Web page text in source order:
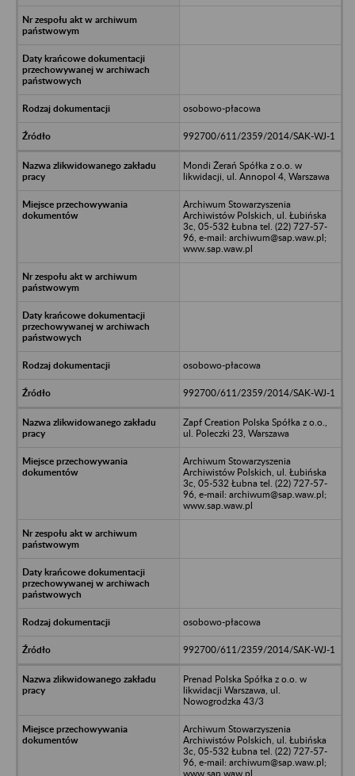
osobowo-płacowa
992700/611/2359/2014/SAK-WJ-1
Mondi Żerań Spółka z o.o. w
likwidacji, ul. Annopol 4, Warszawa
Archiwum Stowarzyszenia
Archiwistów Polskich, ul. Łubińska
3c, 05-532 Łubna tel. (22) 727-57-
96, e-mail: archiwum@sap.waw.pl;
www.sap.waw.pl
osobowo-płacowa
992700/611/2359/2014/SAK-WJ-1
Zapf Creation Polska Spółka z o.o.,
ul. Poleczki 23, Warszawa
Archiwum Stowarzyszenia
Archiwistów Polskich, ul. Łubińska
3c, 05-532 Łubna tel. (22) 727-57-
96, e-mail: archiwum@sap.waw.pl;
www.sap.waw.pl
osobowo-płacowa
992700/611/2359/2014/SAK-WJ-1
Prenad Polska Spółka z o.o. w
likwidacji Warszawa, ul.
Nowogrodzka 43/3
Archiwum Stowarzyszenia
Archiwistów Polskich, ul. Łubińska
3c, 05-532 Łubna tel. (22) 727-57-
96, e-mail: archiwum@sap.waw.pl;
www.sap.waw.pl